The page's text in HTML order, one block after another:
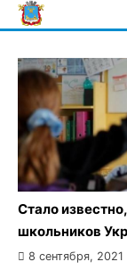
Skip
to
Стало
школьников
8 сентября, 2021